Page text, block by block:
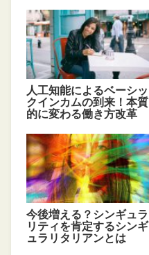
人工知能によるベーシッ
クインカムの到来！本質
的に変わる働き方改革
今後増える？シンギュラ
リティを肯定するシンギ
ュラリタリアンとは